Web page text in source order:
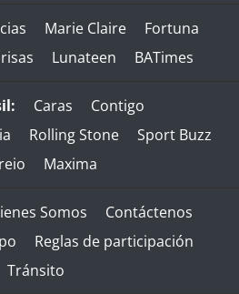
Marie Claire
Fortuna
Lunateen BATimes
Caras
Contigo
Rolling Stone
Sport Buzz
Maxima
Somos
Contáctenos
Reglas de participación
Tránsito